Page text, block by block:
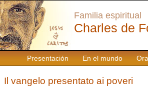
Presentación En el mundo
Familia espiritual
Charles de
Il vangelo presentato ai poveri